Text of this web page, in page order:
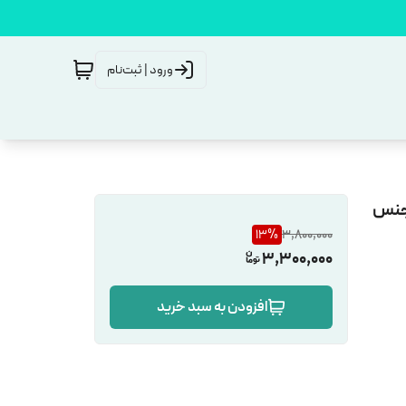
ورود | ثبت‌نام
3,800,000
13%
3,300,000
افزودن به سبد خرید